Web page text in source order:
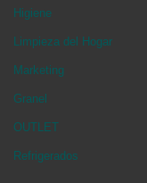
Higiene
Limpieza del Hogar
Marketing
Granel
OUTLET
Refrigerados